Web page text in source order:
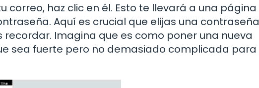
correo, haz clic en él. Esto te llevará a una página
Aquí es crucial que elijas una contraseña
Imagina que es como poner una nueva
sea fuerte pero no demasiado complicada para